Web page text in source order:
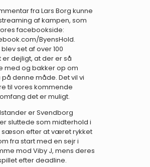
fra Lars Borg kunne
af kampen, som
facebookside:
ByensHold.
set af over 100
dejligt, at der er så
med og bakker op om
denne måde. Det vil vi
til vores kommende
det er muligt.
er Svendborg
sluttede som midterhold i
sæson efter at været rykket
fra start med en sejr i
mod Viby J, mens deres
efter deadline.